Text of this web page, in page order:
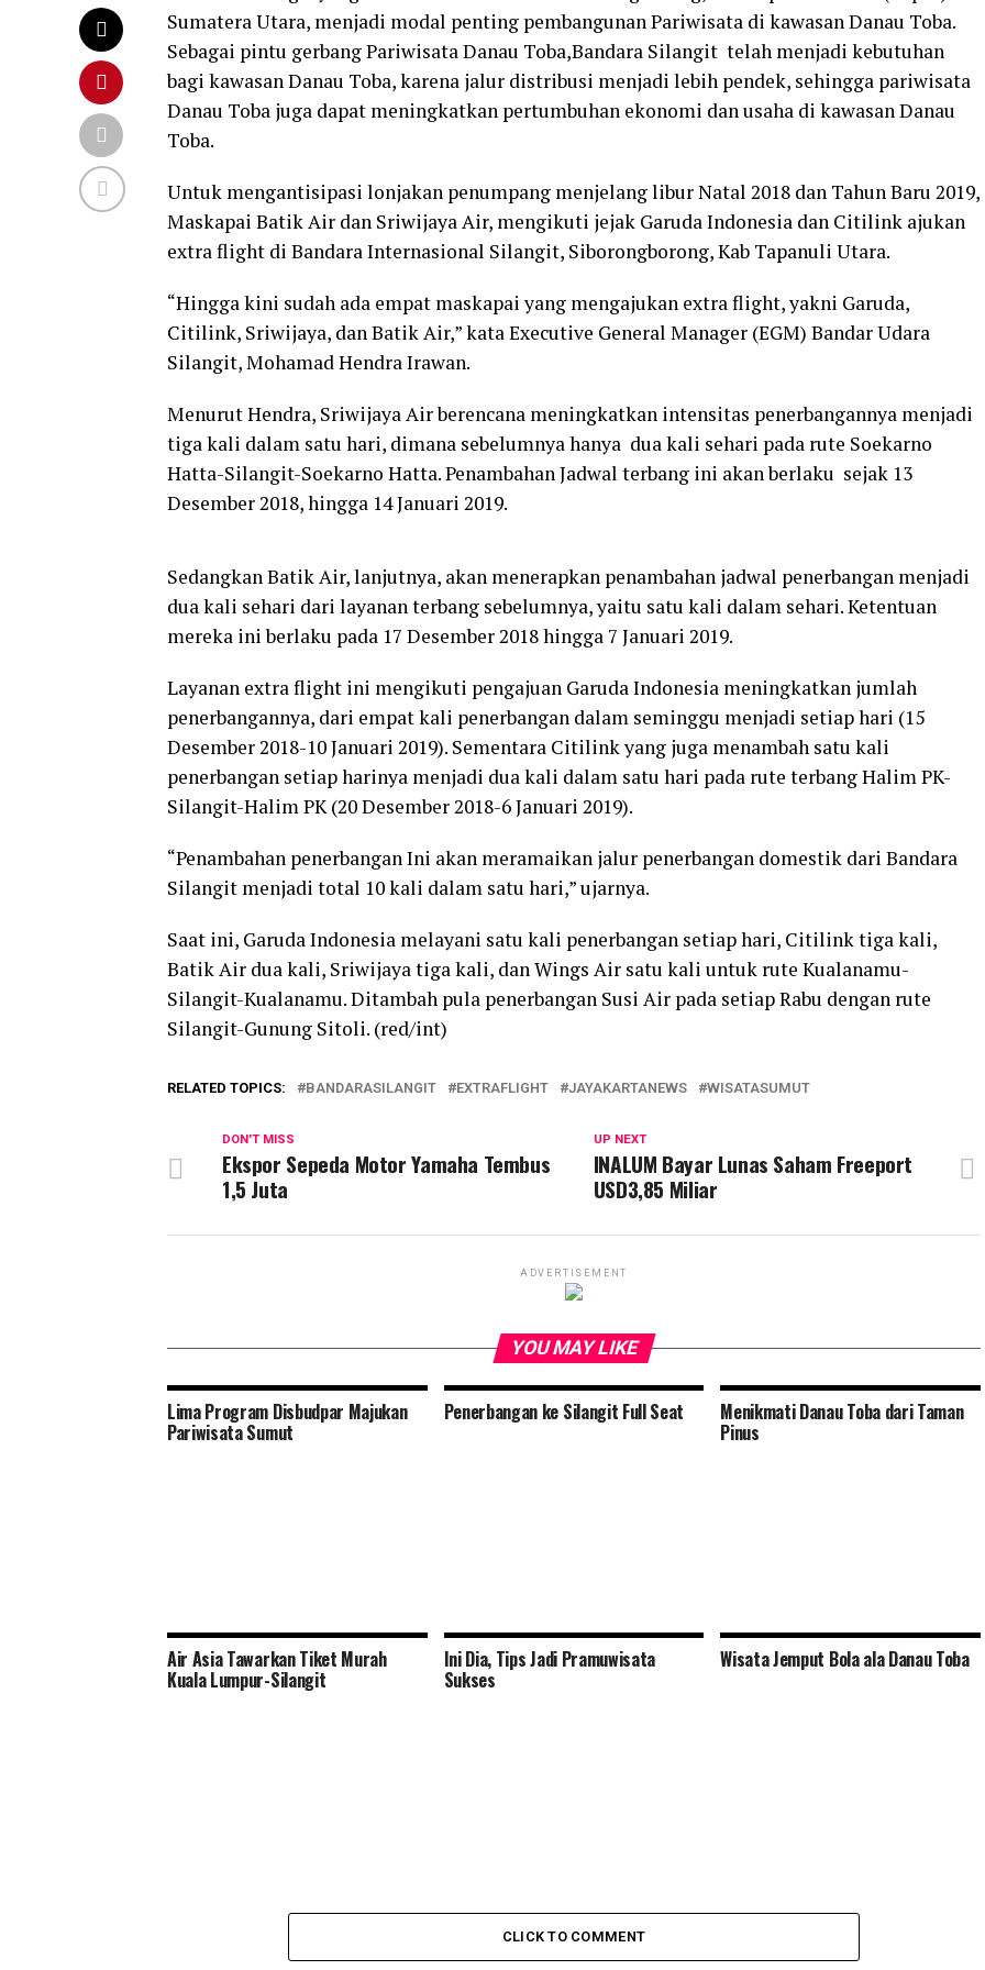
Sumatera Utara, menjadi modal penting pembangunan Pariwisata di kawasan Danau Toba.
Sebagai pintu gerbang Pariwisata Danau Toba,Bandara Silangit telah menjadi kebutuhan
bagi kawasan Danau Toba, karena jalur distribusi menjadi lebih pendek, sehingga pariwisata
Danau Toba juga dapat meningkatkan pertumbuhan ekonomi dan usaha di kawasan Danau
Toba.
Untuk mengantisipasi lonjakan penumpang menjelang libur Natal 2018 dan Tahun Baru 2019,
Maskapai Batik Air dan Sriwijaya Air, mengikuti jejak Garuda Indonesia dan Citilink ajukan
extra flight di Bandara Internasional Silangit, Siborongborong, Kab Tapanuli Utara.
“Hingga kini sudah ada empat maskapai yang mengajukan extra flight, yakni Garuda,
Citilink, Sriwijaya, dan Batik Air,” kata Executive General Manager (EGM) Bandar Udara
Silangit, Mohamad Hendra Irawan.
Menurut Hendra, Sriwijaya Air berencana meningkatkan intensitas penerbangannya menjadi
tiga kali dalam satu hari, dimana sebelumnya hanya dua kali sehari pada rute Soekarno
Hatta-Silangit-Soekarno Hatta. Penambahan Jadwal terbang ini akan berlaku sejak 13
Desember 2018, hingga 14 Januari 2019.
Sedangkan Batik Air, lanjutnya, akan menerapkan penambahan jadwal penerbangan menjadi
dua kali sehari dari layanan terbang sebelumnya, yaitu satu kali dalam sehari. Ketentuan
mereka ini berlaku pada 17 Desember 2018 hingga 7 Januari 2019.
Layanan extra flight ini mengikuti pengajuan Garuda Indonesia meningkatkan jumlah
penerbangannya, dari empat kali penerbangan dalam seminggu menjadi setiap hari (15
Desember 2018-10 Januari 2019). Sementara Citilink yang juga menambah satu kali
penerbangan setiap harinya menjadi dua kali dalam satu hari pada rute terbang Halim PK-
Silangit-Halim PK (20 Desember 2018-6 Januari 2019).
“Penambahan penerbangan Ini akan meramaikan jalur penerbangan domestik dari Bandara
Silangit menjadi total 10 kali dalam satu hari,” ujarnya.
Saat ini, Garuda Indonesia melayani satu kali penerbangan setiap hari, Citilink tiga kali,
Batik Air dua kali, Sriwijaya tiga kali, dan Wings Air satu kali untuk rute Kualanamu-
Silangit-Kualanamu. Ditambah pula penerbangan Susi Air pada setiap Rabu dengan rute
Silangit-Gunung Sitoli. (red/int)
RELATED TOPICS: BANDARASILANGIT EXTRAFLIGHT JAYAKARTANEWS WISATASUMUT
UP NEXT
INALUM Bayar Lunas Saham Freeport
USD3,85 Miliar
DON'T MISS
Ekspor Sepeda Motor Yamaha Tembus
1,5 Juta
ADVERTISEMENT
YOU MAY LIKE
Lima Program Disbudpar Majukan
Pariwisata Sumut
Penerbangan ke Silangit Full Seat Menikmati Danau Toba dari Taman
Pinus
Air Asia Tawarkan Tiket Murah
Kuala Lumpur-Silangit
Ini Dia, Tips Jadi Pramuwisata
Sukses
Wisata Jemput Bola ala Danau Toba
CLICK TO COMMENT